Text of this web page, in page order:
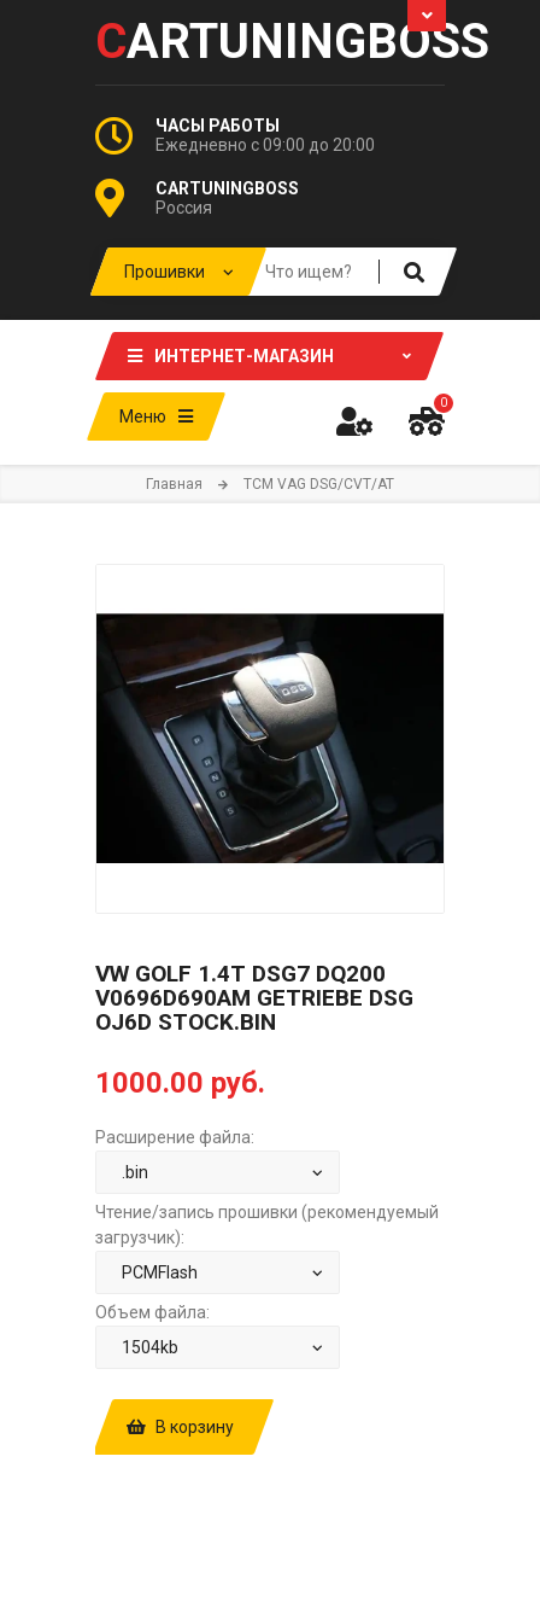
CARTUNINGBOSS
ЧАСЫ РАБОТЫ
Ежедневно с 09:00 до 20:00
CARTUNINGBOSS
Россия
ИНТЕРНЕТ-МАГАЗИН
Меню
0
Главная TCM VAG DSG/CVT/AT
VW GOLF 1.4T DSG7 DQ200
V0696D690AM GETRIEBE DSG
OJ6D STOCK.BIN
1000.00 руб.
Расширение файла:
Чтение/запись прошивки (рекомендуемый
загрузчик):
Объем файла:
В корзину